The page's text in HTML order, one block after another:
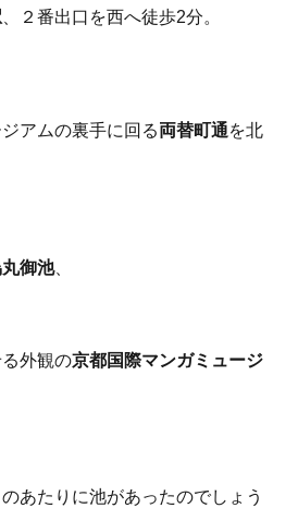
、２番出口を西へ徒歩2分。
アムの裏手に回る両替町通を北
御池、
外観の京都国際マンガミュージ
あたりに池があったのでしょう